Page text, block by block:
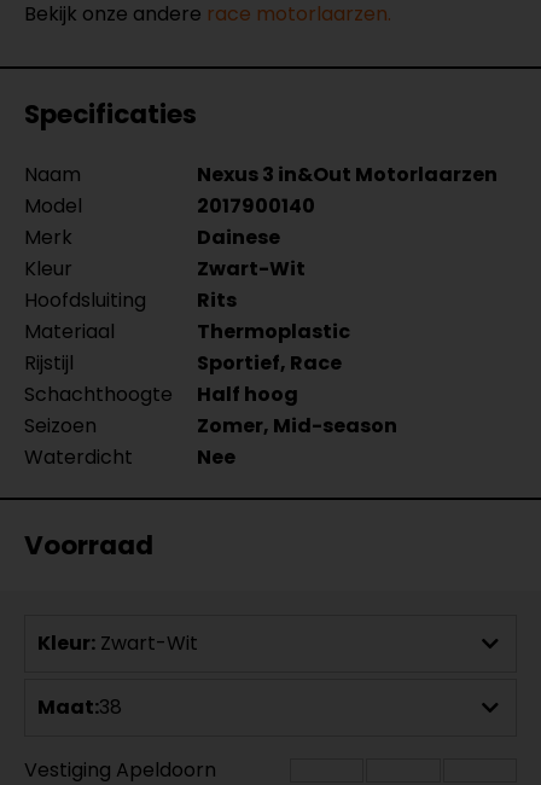
Bekijk onze andere race motorlaarzen.
Specificaties
Naam
Nexus 3 in&Out Motorlaarzen
Model
2017900140
Merk
Dainese
Kleur
Zwart-Wit
Hoofdsluiting
Rits
Materiaal
Thermoplastic
Rijstijl
Sportief, Race
Schachthoogte
Half hoog
Seizoen
Zomer, Mid-season
Waterdicht
Nee
Voorraad
Kleur: Zwart-Wit
Maat:38
Vestiging Apeldoorn